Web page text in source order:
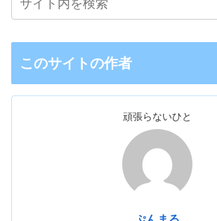
このサイトの作者
頑張らないひと